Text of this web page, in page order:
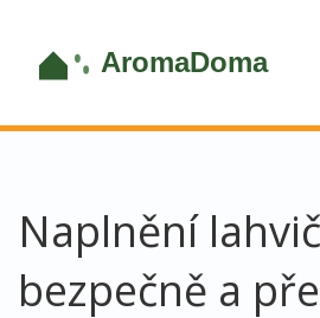
Naplnění
bezpečně a